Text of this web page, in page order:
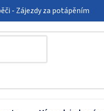
- Zájezdy za potápěním